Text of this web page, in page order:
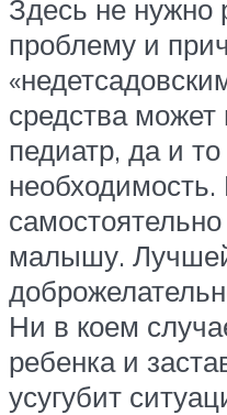
Здесь не нужно
проблему и
средства может
педиатр, да и
малышу. Лучшей
Ни в коем
ребенка и
усугубит